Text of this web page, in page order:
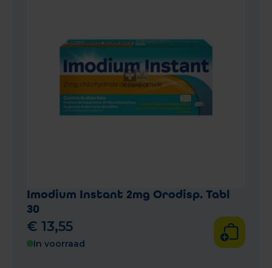
Imodium Instant 2mg Orodisp. Tabl
30
€ 13,55
In voorraad